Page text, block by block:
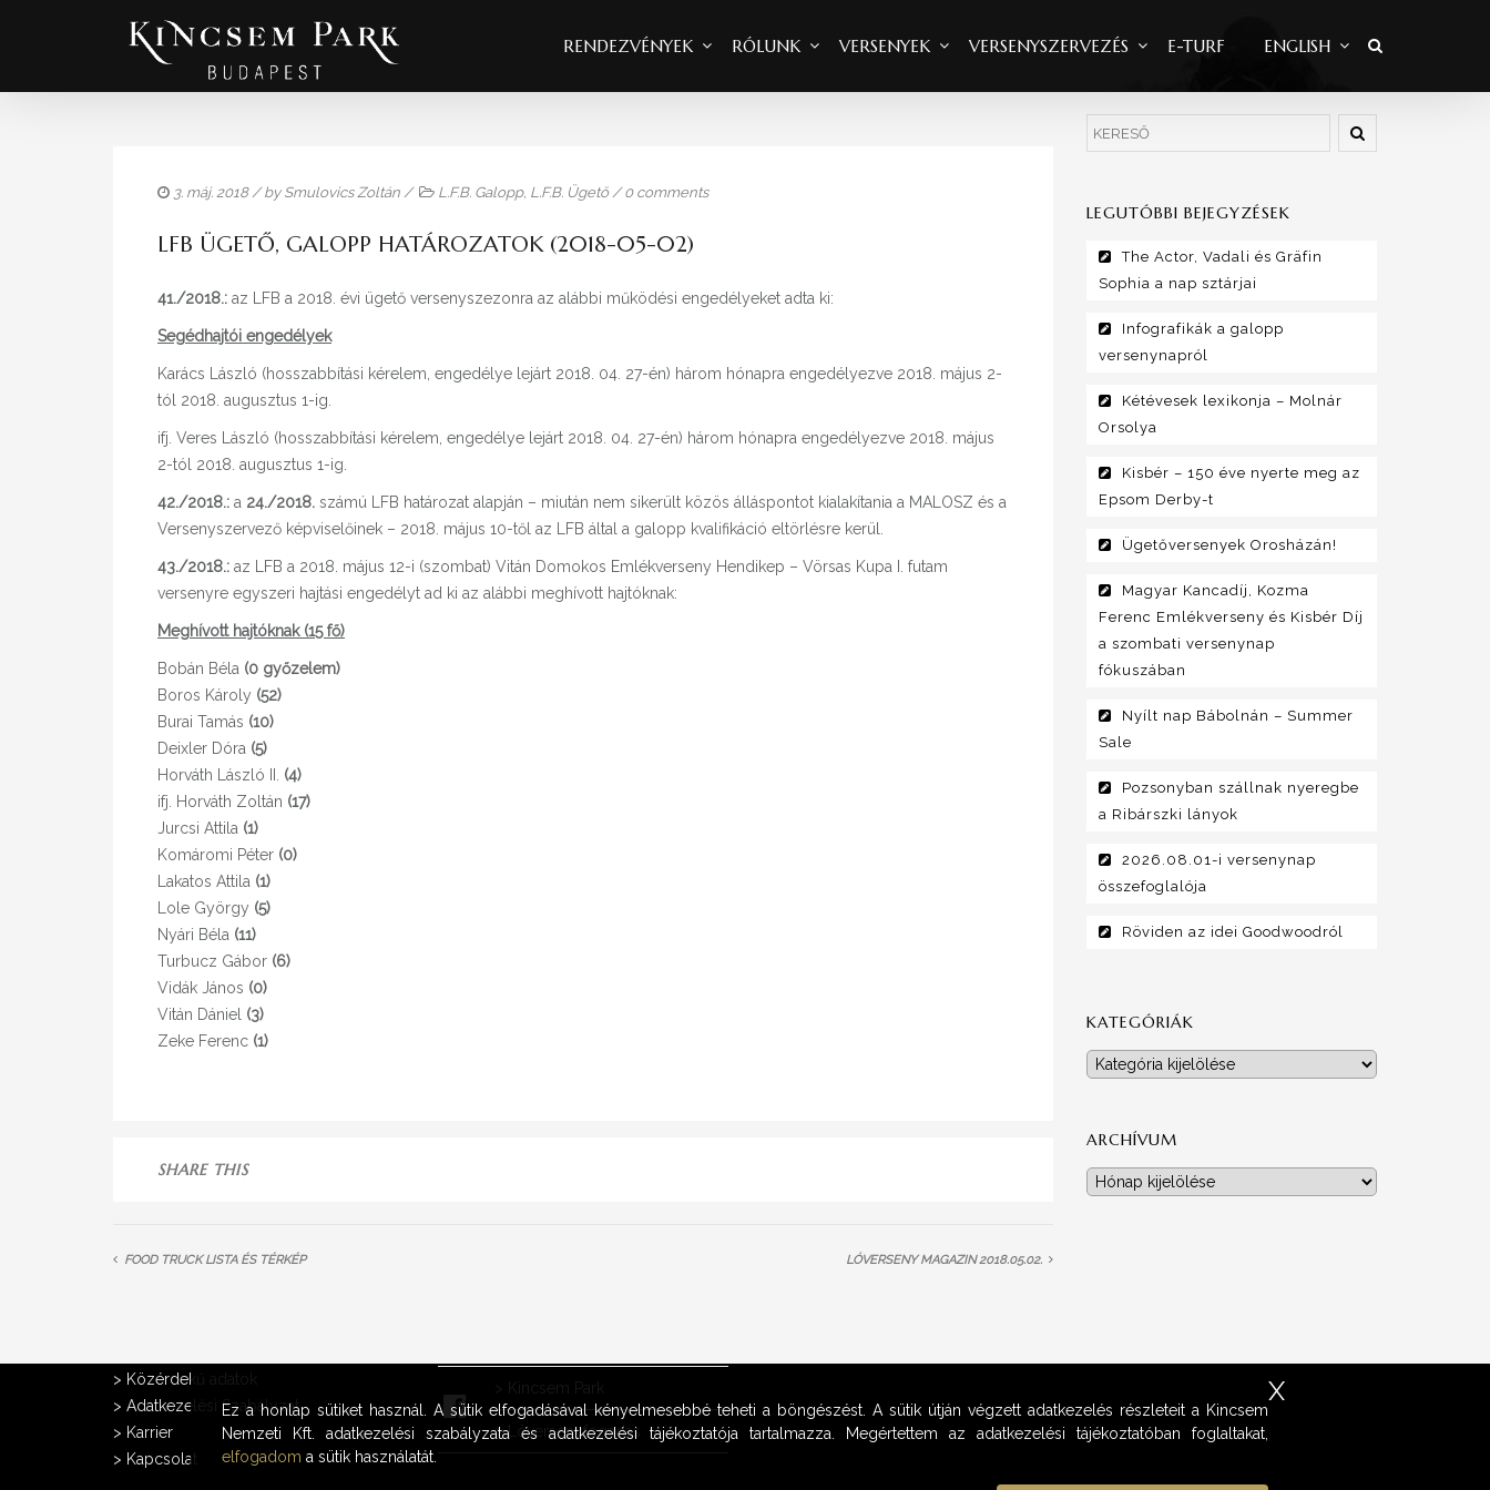
RENDEZVÉNYEK RÓLUNK VERSENYEK VERSENYSZERVEZÉS E-TURF ENGLISH
3. máj. 2018/ by Smulovics Zoltán / L.F.B. Galopp, L.F.B. Ügető /0 comments
LFB ÜGETŐ, GALOPP HATÁROZATOK (2018-05-02)
41./2018.: az LFB a 2018. évi ügető versenyszezonra az alábbi működési engedélyeket adta ki:
Segédhajtói engedélyek
Karács László (hosszabbítási kérelem, engedélye lejárt 2018. 04. 27-én) három hónapra engedélyezve 2018. május 2-
tól 2018. augusztus 1-ig.
ifj. Veres László (hosszabbítási kérelem, engedélye lejárt 2018. 04. 27-én) három hónapra engedélyezve 2018. május
2-tól 2018. augusztus 1-ig.
42./2018.: a 24./2018. számú LFB határozat alapján – miután nem sikerült közös álláspontot kialakítania a MALOSZ és a
Versenyszervező képviselőinek – 2018. május 10-től az LFB által a galopp kvalifikáció eltörlésre kerül.
43./2018.: az LFB a 2018. május 12-i (szombat) Vitán Domokos Emlékverseny Hendikep – Vörsas Kupa I. futam
versenyre egyszeri hajtási engedélyt ad ki az alábbi meghívott hajtóknak:
Meghívott hajtóknak (15 fő)
Bobán Béla (0 győzelem)
Boros Károly (52)
Burai Tamás (10)
Deixler Dóra (5)
Horváth László II. (4)
ifj. Horváth Zoltán (17)
Jurcsi Attila (1)
Komáromi Péter (0)
Lakatos Attila (1)
Lole György (5)
Nyári Béla (11)
Turbucz Gábor (6)
Vidák János (0)
Vitán Dániel (3)
Zeke Ferenc (1)
SHARE THIS
FOOD TRUCK LISTA ÉS TÉRKÉP LÓVERSENY MAGAZIN 2018.05.02.
LEGUTÓBBI BEJEGYZÉSEK
The Actor, Vadali és Gräfin
Sophia a nap sztárjai
Infografikák a galopp
versenynapról
Kétévesek lexikonja – Molnár
Orsolya
Kisbér – 150 éve nyerte meg az
Epsom Derby-t
Ügetőversenyek Orosházán!
Magyar Kancadíj, Kozma
Ferenc Emlékverseny és Kisbér Díj
a szombati versenynap
fókuszában
Nyílt nap Bábolnán – Summer
Sale
Pozsonyban szállnak nyeregbe
a Ribárszki lányok
2026.08.01-i versenynap
összefoglalója
Röviden az idei Goodwoodról
KATEGÓRIÁK
Kategóriák
ARCHÍVUM
Archívum
> Közérdekű adatok
> Adatkezelési Szabályzat
> Karrier
> Kapcsolat
>Lóversenyfogadás
Ez a honlap sütiket használ. A sütik elfogadásával kényelmesebbé teheti a böngészést. A sütik útján végzett adatkezelés részleteit a Kincsem
Nemzeti Kft. adatkezelési szabályzata és adatkezelési tájékoztatója tartalmazza. Megértettem az adatkezelési tájékoztatóban foglaltakat,
elfogadom a sütik használatát.
X